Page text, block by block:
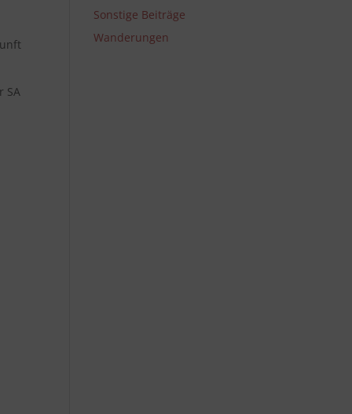
SA
Sonstige Beiträge
Wanderungen